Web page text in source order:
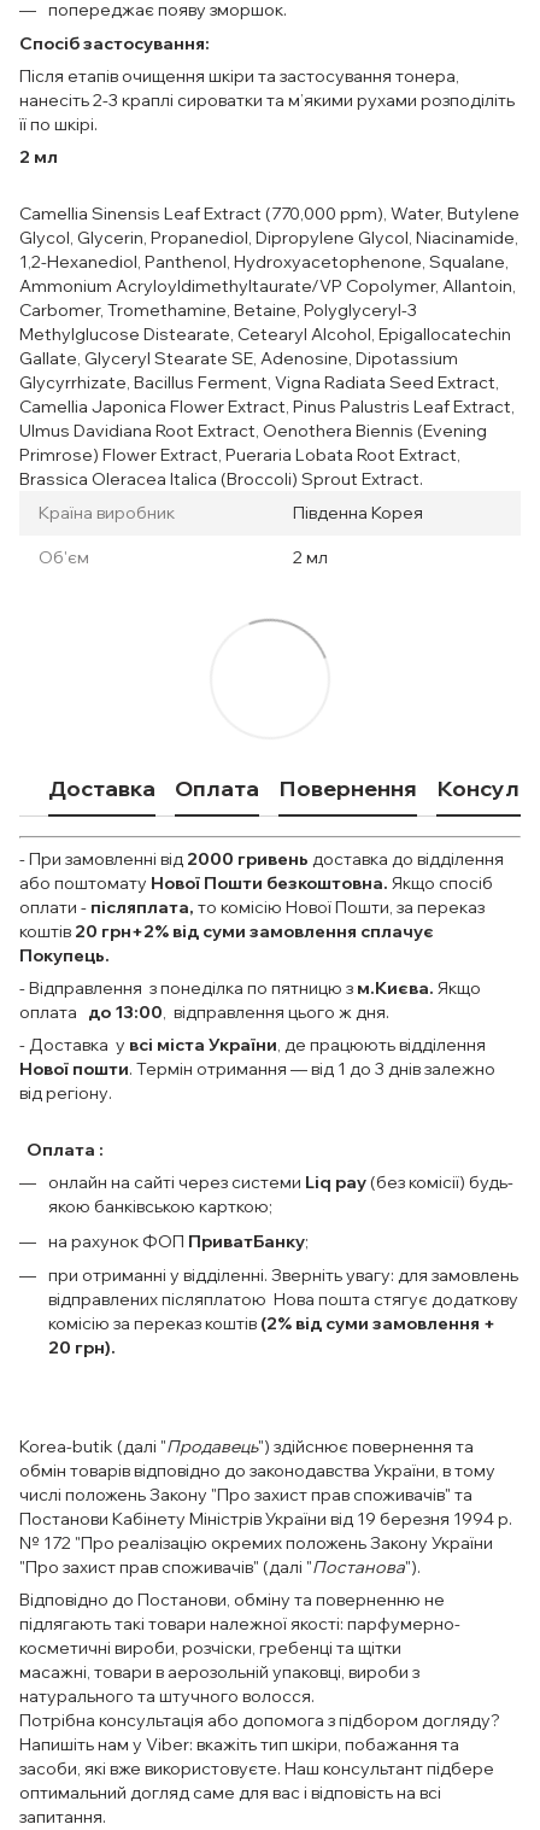
попереджає появу зморшок.
Спосіб застосування:
Після етапів очищення шкіри та застосування тонера,
нанесіть 2-3 краплі сироватки та м’якими рухами розподіліть
її по шкірі.
2 мл
Camellia Sinensis Leaf Extract (770,000 ppm), Water, Butylene
Glycol, Glycerin, Propanediol, Dipropylene Glycol, Niacinamide,
1,2-Hexanediol, Panthenol, Hydroxyacetophenone, Squalane,
Ammonium Acryloyldimethyltaurate/VP Copolymer, Allantoin,
Carbomer, Tromethamine, Betaine, Polyglyceryl-3
Methylglucose Distearate, Cetearyl Alcohol, Epigallocatechin
Gallate, Glyceryl Stearate SE, Adenosine, Dipotassium
Glycyrrhizate, Bacillus Ferment, Vigna Radiata Seed Extract,
Camellia Japonica Flower Extract, Pinus Palustris Leaf Extract,
Ulmus Davidiana Root Extract, Oenothera Biennis (Evening
Primrose) Flower Extract, Pueraria Lobata Root Extract,
Brassica Oleracea Italica (Broccoli) Sprout Extract.
Країна виробник
Південна Корея
Об'єм 2 мл
Доставка Оплата Повернення
- При замовленні від 2000 гривень доставка до відділення
або поштомату Нової Пошти безкоштовна. Якщо спосіб
оплати - післяплата, то комісію Нової Пошти, за переказ
коштів 20 грн+2% від суми замовлення сплачує
Покупець.
- Відправлення з понеділка по пятницю з м.Києва. Якщо
оплата до 13:00, відправлення цього ж дня.
- Доставка у всі міста України, де працюють відділення
Нової пошти. Термін отримання — від 1 до 3 днів залежно
від регіону.
Оплата :
онлайн на сайті через системи Liq pay (без комісії) будь-
якою банківською карткою;
на рахунок ФОП ПриватБанку;
при отриманні у відділенні. Зверніть увагу: для замовлень
відправлених післяплатою Нова пошта стягує додаткову
комісію за переказ коштів (2% від суми замовлення +
20 грн).
Korea-butik (далі "Продавець") здійснює повернення та
обмін товарів відповідно до законодавства України, в тому
числі положень Закону "Про захист прав споживачів" та
Постанови Кабінету Міністрів України від 19 березня 1994 р.
№ 172 "Про реалізацію окремих положень Закону України
"Про захист прав споживачів" (далі "Постанова").
Відповідно до Постанови, обміну та поверненню не
підлягають такі товари належної якості: парфумерно-
косметичні вироби, розчіски, гребенці та щітки
масажні, товари в аерозольній упаковці, вироби з
натурального та штучного волосся.
Потрібна консультація або допомога з підбором догляду?
Напишіть нам у Viber: вкажіть тип шкіри, побажання та
засоби, які вже використовуєте. Наш консультант підбере
оптимальний догляд саме для вас і відповість на всі
запитання.